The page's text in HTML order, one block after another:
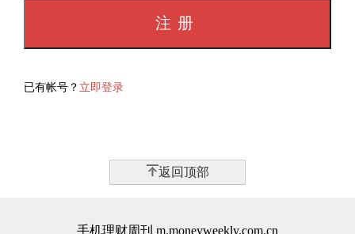
已有帐号？ 立即登录
返回顶部
手机理财周刊 m.moneyweekly.com.cn